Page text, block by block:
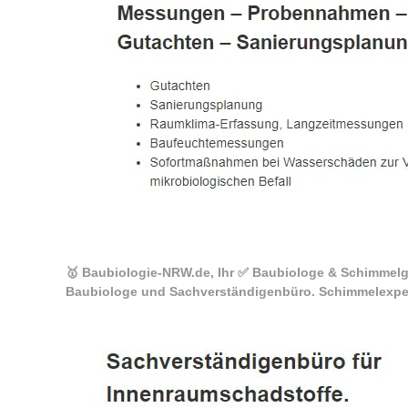
🥇 Baubiologie-NRW.de, Ihr ✅ Baubiologe &
Baubiologe und Sachverständigenbüro.